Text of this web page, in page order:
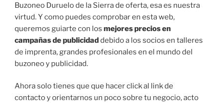
Buzoneo Duruelo de la Sierra de oferta, esa es nuestra
virtud. Y como puedes comprobar en esta web,
queremos guiarte con los mejores precios en
campañas de publicidaddebido a los socios en talleres
de imprenta, grandes profesionales en el mundo del
buzoneo y publicidad.
Ahora solo tienes que que hacer click al link de
contacto y orientarnos un poco sobre tu negocio, acto